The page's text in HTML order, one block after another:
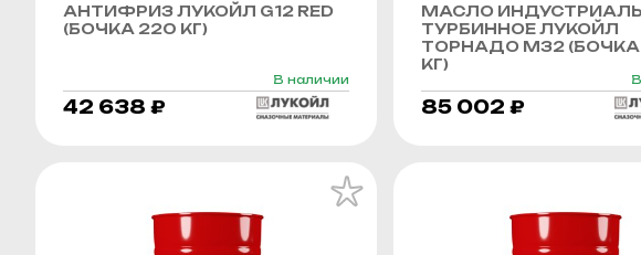
АНТИФРИЗ ЛУКОЙЛ G12 RED
(БОЧКА 220 КГ)
В наличии
42 638 ₽
МАСЛО
ТУРБИННОЕ ЛУКОЙЛ
ТОРНАДО М32 (БОЧКА
КГ)
85 002 ₽